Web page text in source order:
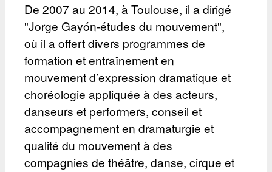
De 2007 au 2014, à Toulouse, il a dirigé
"Jorge Gayón-études du mouvement",
où il a offert divers programmes de
formation et entraînement en
mouvement d’expression dramatique et
choréologie appliquée à des acteurs,
danseurs et performers, conseil et
accompagnement en dramaturgie et
qualité du mouvement à des
compagnies de théâtre, danse, cirque et